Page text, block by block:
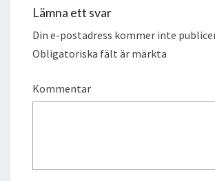
Lämna ett svar
Din e-postadress kommer inte
Obligatoriska fält är märkta
Kommentar